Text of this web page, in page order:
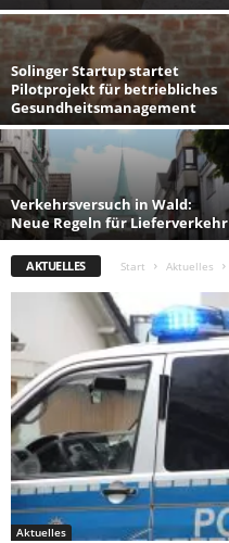
Solinger Startup startet
Pilotprojekt für betriebliches
Gesundheitsmanagement
Verkehrsversuch in Wald:
Neue Regeln für Lieferverkehr
AKTUELLES Start Aktuelles
Aktuelles